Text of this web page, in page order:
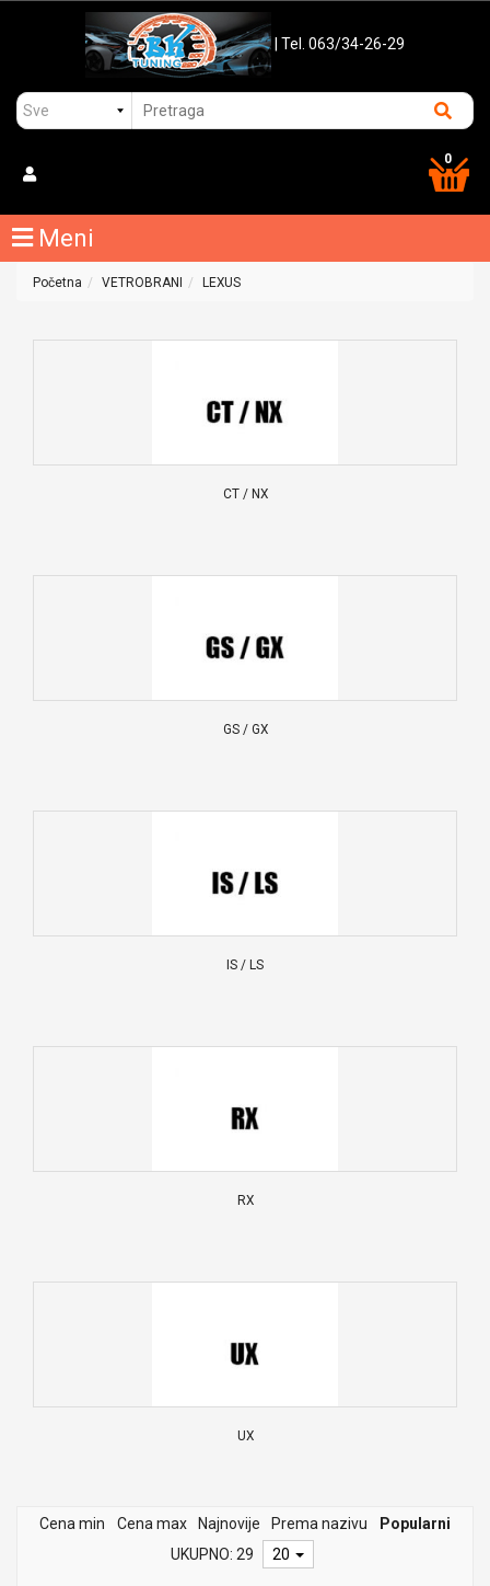
| Tel. 063/34-26-29
0
Meni
Početna VETROBRANI LEXUS
CT / NX
GS / GX
IS / LS
RX
UX
Cena min Cena max Najnovije Prema nazivu
Popularni
UKUPNO: 29
20